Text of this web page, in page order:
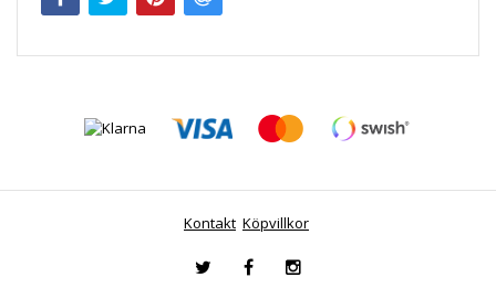
Kontakt Köpvillkor